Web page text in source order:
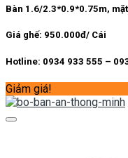
là:
Bàn 1.6/2.3*0.9*0.75m,
Giá ghế: 950.000đ/ Cái
Hotline: 0934 933 555 –
Giảm giá!